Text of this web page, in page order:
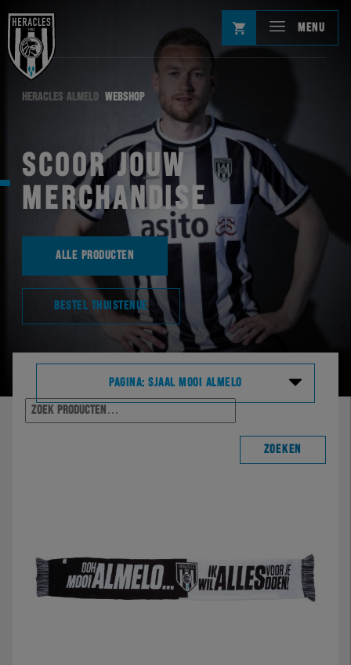
MENU
HERACLES ALMELO WEBSHOP
SCOOR JOUW
MERCHANDISE
ALLE PRODUCTEN
BESTEL THUISTENUE
PAGINA: SJAAL MOOI ALMELO
Training & travel
Casual
ZOEKEN